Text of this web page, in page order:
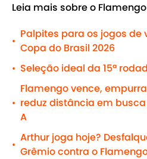
Leia mais sobre o
•
Palpites para os jogos de
Copa do Brasil 2026
• Seleção ideal da 15ª
•
Flamengo vence,
reduz distância em
A
•
Arthur joga hoje?
Grêmio contra o